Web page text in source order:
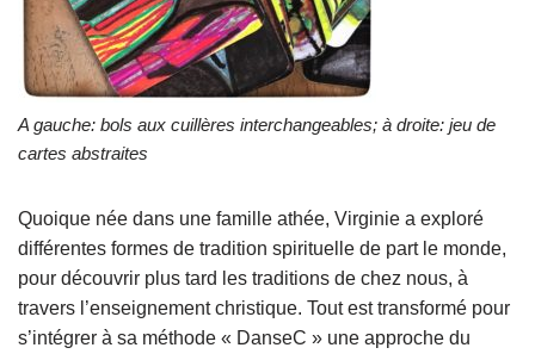
A gauche: bols aux cuillères interchangeables; à droite: jeu de
cartes abstraites
Quoique née dans une famille athée, Virginie a exploré
différentes formes de tradition spirituelle de part le monde,
pour découvrir plus tard les traditions de chez nous, à
travers l’enseignement christique. Tout est transformé pour
s’intégrer à sa méthode « DanseC » une approche du